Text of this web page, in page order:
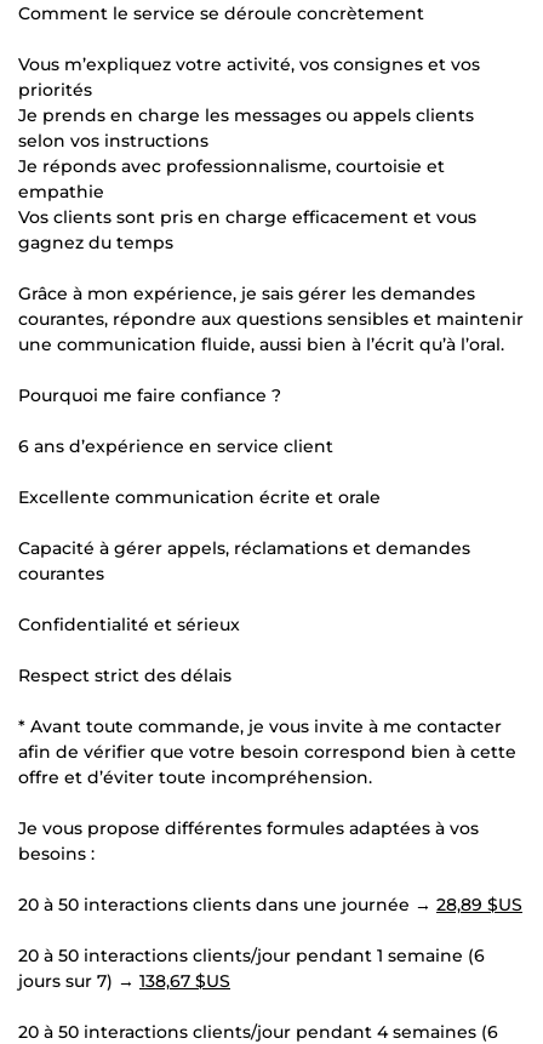
Comment le service se déroule concrètement
Vous m’expliquez votre activité, vos consignes et vos
priorités
Je prends en charge les messages ou appels clients
selon vos instructions
Je réponds avec professionnalisme, courtoisie et
empathie
Vos clients sont pris en charge efficacement et vous
gagnez du temps
Grâce à mon expérience, je sais gérer les demandes
courantes, répondre aux questions sensibles et maintenir
une communication fluide, aussi bien à l’écrit qu’à l’oral.
Pourquoi me faire confiance ?
6 ans d’expérience en service client
Excellente communication écrite et orale
Capacité à gérer appels, réclamations et demandes
courantes
Confidentialité et sérieux
Respect strict des délais
* Avant toute commande, je vous invite à me contacter
afin de vérifier que votre besoin correspond bien à cette
offre et d’éviter toute incompréhension.
Je vous propose différentes formules adaptées à vos
besoins :
20 à 50 interactions clients dans une journée → 28,89 $US
20 à 50 interactions clients/jour pendant 1 semaine (6
jours sur 7) → 138,67 $US
20 à 50 interactions clients/jour pendant 4 semaines (6